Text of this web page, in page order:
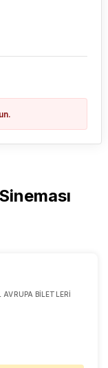
BILETLERI